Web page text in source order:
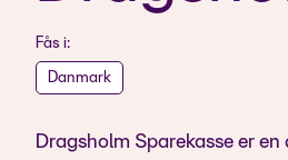
Fås i:
Danmark
Dragsholm Sparekasse er